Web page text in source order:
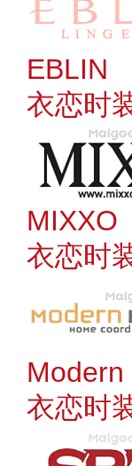
EBLIN
衣恋时
MIXXO
衣恋时
Modern
衣恋时